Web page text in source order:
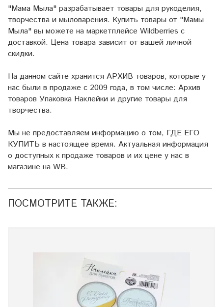
"Мама Мыла" разрабатывает товары для рукоделия,
творчества и мыловарения. Купить товары от "Мамы
Мыла" вы можете на маркетплейсе Wildberries с
доставкой. Цена товара зависит от вашей личной
скидки.
На данном сайте хранится АРХИВ товаров, которые у
нас были в продаже с 2009 года, в том числе: Архив
товаров Упаковка Наклейки и другие товары для
творчества.
Мы не предоставляем информацию о том, ГДЕ ЕГО
КУПИТЬ в настоящее время. Актуальная информация
о доступных к продаже товаров и их цене у нас в
магазине на WB.
ПОСМОТРИТЕ ТАКЖЕ: